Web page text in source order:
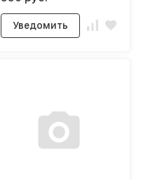
Уведомить